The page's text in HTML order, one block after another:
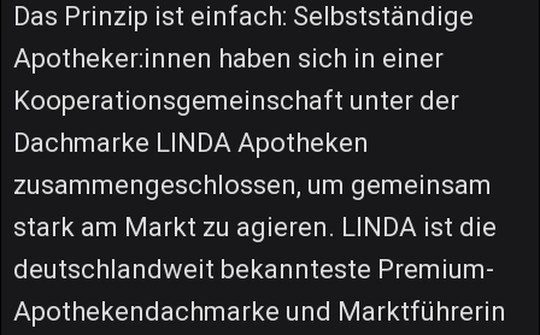
Das Prinzip ist einfach: Selbstständige
Apotheker:innen haben sich in einer
Kooperationsgemeinschaft unter der
Dachmarke LINDA Apotheken
zusammengeschlossen, um gemeinsam
stark am Markt zu agieren. LINDA ist die
deutschlandweit bekannteste Premium-
Apothekendachmarke und Marktführerin